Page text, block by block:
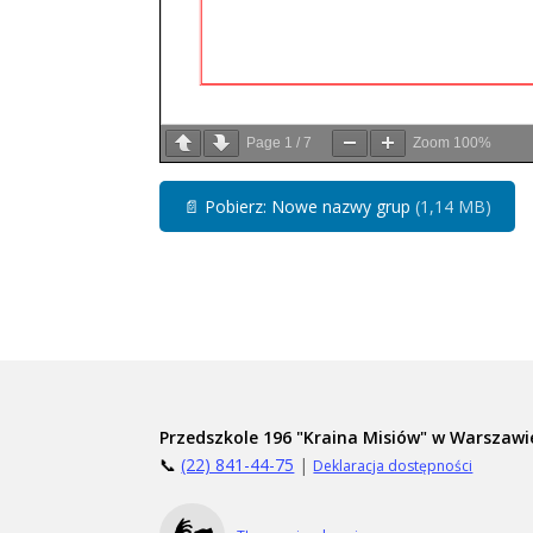
Page 1 /7 Zoom 100%
📄 Pobierz: Nowe nazwy grup(1,14 MB)
Przedszkole 196 "Kraina Misiów" w
📞(22) 841-44-75 | Deklaracja dostępności